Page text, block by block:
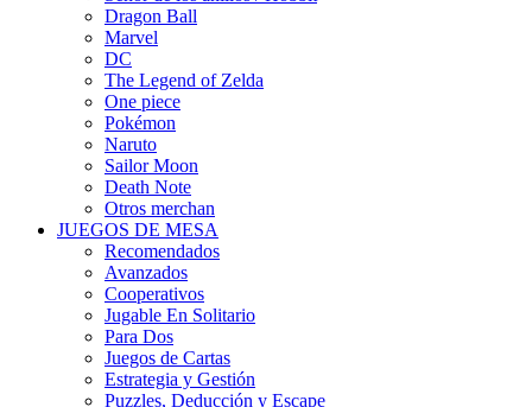
Dragon Ball
Marvel
DC
The Legend of Zelda
One piece
Pokémon
Naruto
Sailor Moon
Death Note
Otros merchan
JUEGOS DE MESA
Recomendados
Avanzados
Cooperativos
Jugable En Solitario
Para Dos
Juegos de Cartas
Estrategia y Gestión
Puzzles, Deducción y Escape